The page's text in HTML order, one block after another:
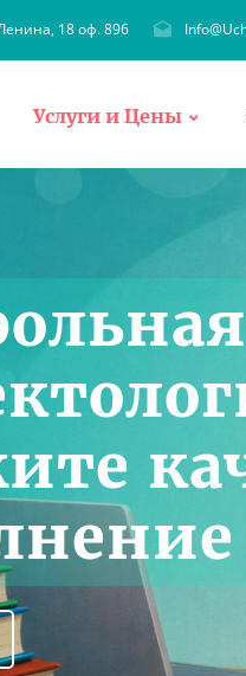
18 оф. 896
Услуги и Цены